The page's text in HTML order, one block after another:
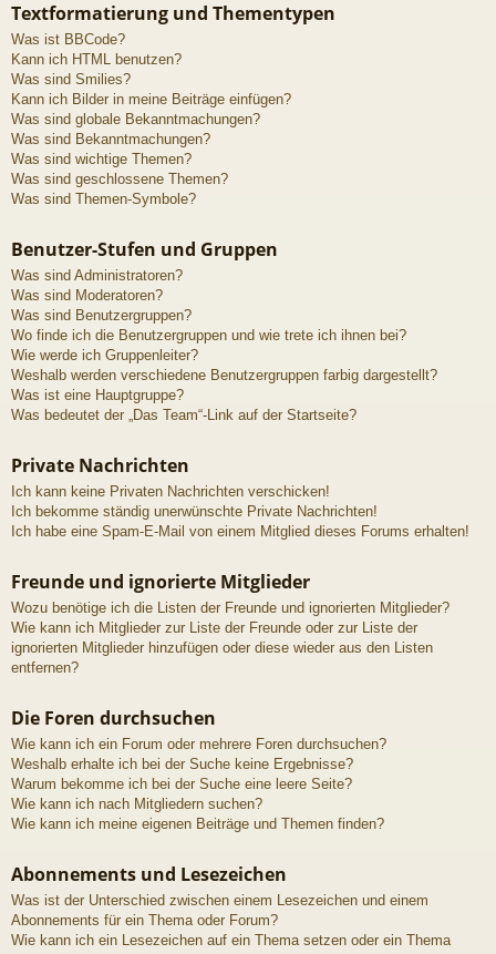
Textformatierung und Thementypen
Was ist BBCode?
Kann ich HTML benutzen?
Was sind Smilies?
Kann ich Bilder in meine Beiträge einfügen?
Was sind globale Bekanntmachungen?
Was sind Bekanntmachungen?
Was sind wichtige Themen?
Was sind geschlossene Themen?
Was sind Themen-Symbole?
Benutzer-Stufen und Gruppen
Was sind Administratoren?
Was sind Moderatoren?
Was sind Benutzergruppen?
Wo finde ich die Benutzergruppen und wie trete ich ihnen bei?
Wie werde ich Gruppenleiter?
Weshalb werden verschiedene Benutzergruppen farbig dargestellt?
Was ist eine Hauptgruppe?
Was bedeutet der „Das Team“-Link auf der Startseite?
Private Nachrichten
Ich kann keine Privaten Nachrichten verschicken!
Ich bekomme ständig unerwünschte Private Nachrichten!
Ich habe eine Spam-E-Mail von einem Mitglied dieses Forums erhalten!
Freunde und ignorierte Mitglieder
Wozu benötige ich die Listen der Freunde und ignorierten Mitglieder?
Wie kann ich Mitglieder zur Liste der Freunde oder zur Liste der
ignorierten Mitglieder hinzufügen oder diese wieder aus den Listen
entfernen?
Die Foren durchsuchen
Wie kann ich ein Forum oder mehrere Foren durchsuchen?
Weshalb erhalte ich bei der Suche keine Ergebnisse?
Warum bekomme ich bei der Suche eine leere Seite?
Wie kann ich nach Mitgliedern suchen?
Wie kann ich meine eigenen Beiträge und Themen finden?
Abonnements und Lesezeichen
Was ist der Unterschied zwischen einem Lesezeichen und einem
Abonnements für ein Thema oder Forum?
Wie kann ich ein Lesezeichen auf ein Thema setzen oder ein Thema